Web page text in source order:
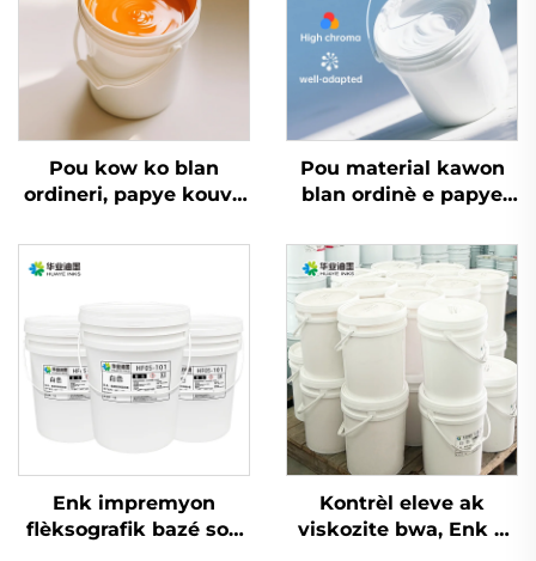
Pou kow ko blan
ordineri, papye kouvè
imprèmyon flexo dlo
ki bon an ka sèvi.
Pou material kawon
blan ordinè e papye
fonksyone
eksepsyonèlman
byen.
Enk impremyon
flèksografik bazé sou
Kontrèl eleve ak
viskozite bwa, Enk a